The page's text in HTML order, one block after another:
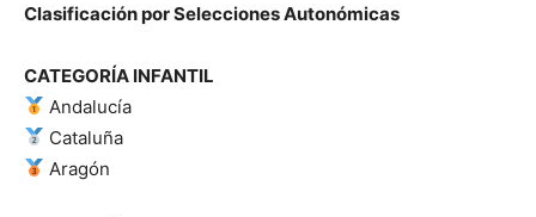
Clasificación por Selecciones Autonómicas
CATEGORÍA INFANTIL
Andalucía
Cataluña
Aragón